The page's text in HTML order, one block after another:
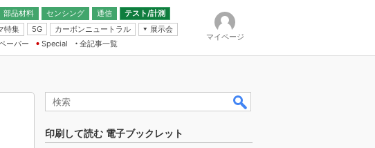
部品材料 センシング
通信
テスト/計測
特集
5G カーボンニュートラル
展示会
IoT・エッジコンピューティング
EXPO
TECHNO-FRONTIER
ーパー
Special
全記事一覧
マイページ
印刷して読む 電子ブックレット